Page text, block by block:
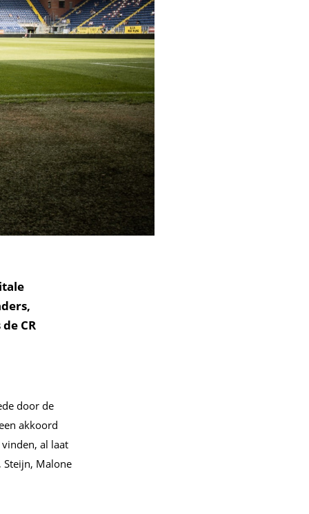
CR
door de
akkoord
al laat
Steijn, Malone